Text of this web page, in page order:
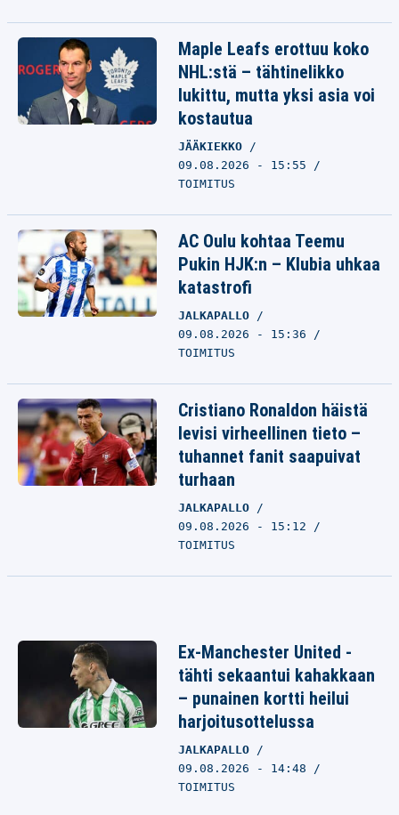
Maple Leafs erottuu koko
NHL:stä – tähtinelikko
lukittu, mutta yksi asia voi
kostautua
JÄÄKIEKKO
09.08.2026 - 15:55
TOIMITUS
AC Oulu kohtaa Teemu
Pukin HJK:n – Klubia uhkaa
katastrofi
JALKAPALLO
09.08.2026 - 15:36
TOIMITUS
Cristiano Ronaldon häistä
levisi virheellinen tieto –
tuhannet fanit saapuivat
turhaan
JALKAPALLO
09.08.2026 - 15:12
TOIMITUS
Ex-Manchester United -
tähti sekaantui kahakkaan
– punainen kortti heilui
harjoitusottelussa
JALKAPALLO
09.08.2026 - 14:48
TOIMITUS